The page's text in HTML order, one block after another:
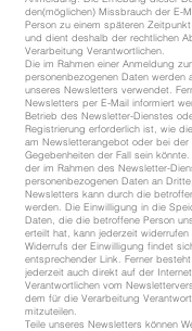
den(möglichen) Missbrauch der E-
Person zu einem späteren
und dient deshalb der rechtlichen
Verarbeitung Verantwortlichen.
Die im Rahmen einer Anmeldung
personenbezogenen Daten werden
unseres Newsletters verwendet.
Newsletters per E-Mail informiert
Betrieb des Newsletter-Dienstes
Registrierung erforderlich ist, wie
am Newsletterangebot oder bei
Gegebenheiten der Fall sein
der im Rahmen des Newsletter-
personenbezogenen Daten an
Newsletters kann durch die
werden. Die Einwilligung in die
Daten, die die betroffene Person
erteilt hat, kann jederzeit
Widerrufs der Einwilligung findet
entsprechender Link. Ferner
jederzeit auch direkt auf der
Verantwortlichen vom
dem für die Verarbeitung
mitzuteilen.
Teile unseres Newsletters können